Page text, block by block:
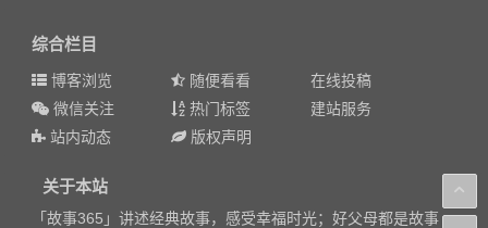
综合栏目
博客浏览 随便看看
在线投稿
微信关注
热门标签
建站服务
站内动态
版权声明
关于本站
「故事365」讲述经典故事，感受幸福时光；好父母都是故事